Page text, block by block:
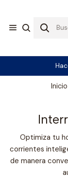
Inicio
Optimiza tu
corrientes
de manera